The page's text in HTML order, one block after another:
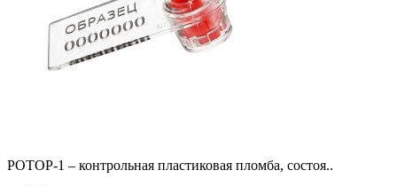
РОТОР-1 – контрольная пластиковая пломба, состоя..